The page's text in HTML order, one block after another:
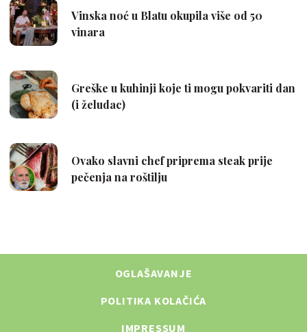
OGLAŠAVANJE
POLITIKA KOLAČIĆA
IMPRESSUM